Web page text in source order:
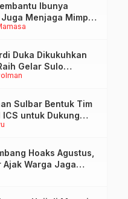
Ibunya
Menjaga Mimpi
Cita-Cita
Duka Dikukuhkan
Gelar Sulo
Sulbar Bentuk Tim
untuk Dukung
di
Hoaks Agustus,
Ajak Warga Jaga